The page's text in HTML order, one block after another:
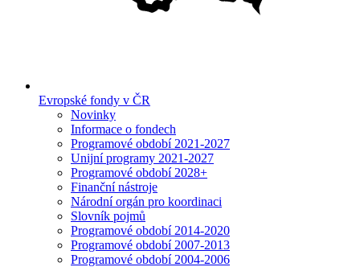
Evropské fondy v ČR
Novinky
Informace o fondech
Programové období 2021-2027
Unijní programy 2021-2027
Programové období 2028+
Finanční nástroje
Národní orgán pro koordinaci
Slovník pojmů
Programové období 2014-2020
Programové období 2007-2013
Programové období 2004-2006